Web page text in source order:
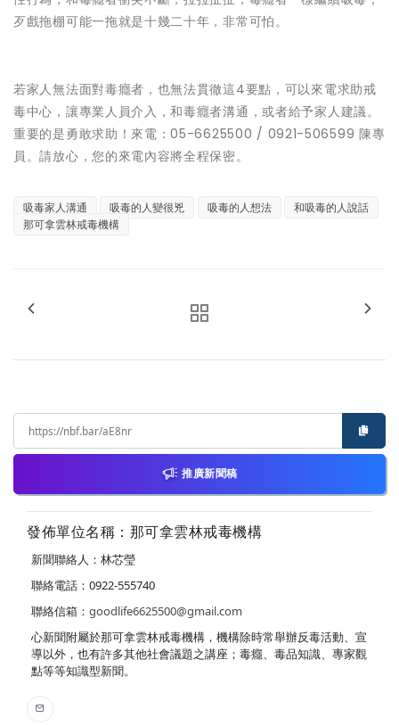
歹戲拖棚可能一拖就是十幾二十年，非常可怕。
若家人無法面對毒癮者，也無法貫徹這4要點，可以來電求助戒
毒中心，讓專業人員介入，和毒癮者溝通，或者給予家人建議。
重要的是勇敢求助！來電：05-6625500 / 0921-506599 陳專
員。請放心，您的來電內容將全程保密。
吸毒家人溝通 吸毒的人變很兇 吸毒的人想法
和吸毒的人說話
那可拿雲林戒毒機構
推廣新聞稿
發佈單位名稱：那可拿雲林戒毒機構
新聞聯絡人：林芯瑩
聯絡電話：0922-555740
聯絡信箱： goodlife6625500@gmail.com
心新聞附屬於那可拿雲林戒毒機構，機構除時常舉辦反毒活動、宣
導以外，也有許多其他社會議題之講座；毒癮、毒品知識、專家觀
點等等知識型新聞。